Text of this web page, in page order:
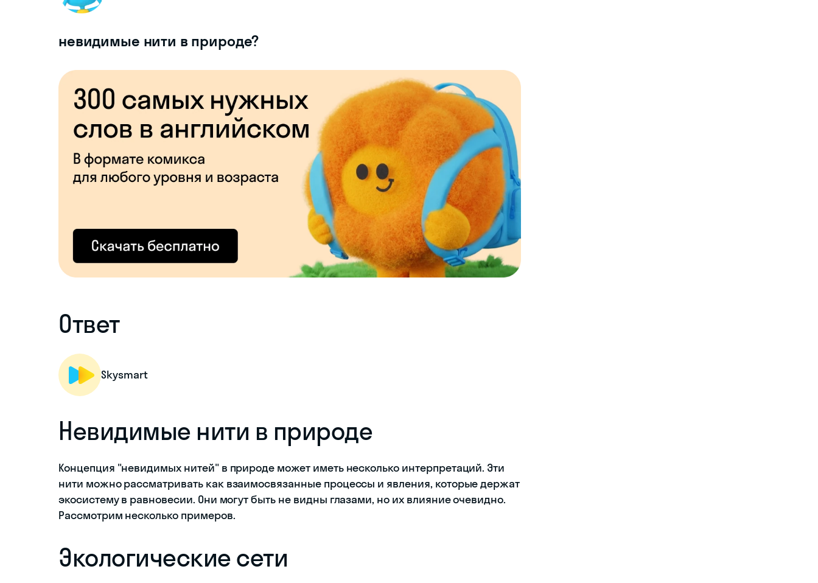
невидимые нити в природе?
Ответ
Skysmart
Невидимые нити в природе
Концепция "невидимых нитей" в природе может иметь несколько интерпретаций. Эти
нити можно рассматривать как взаимосвязанные процессы и явления, которые держат
экосистему в равновесии. Они могут быть не видны глазами, но их влияние очевидно.
Рассмотрим несколько примеров.
Экологические сети